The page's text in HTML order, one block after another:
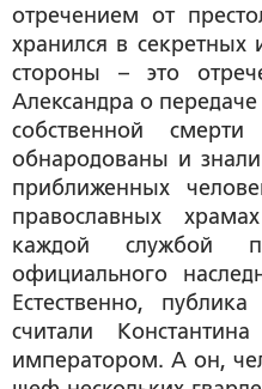
отречением от
хранился в секретных
стороны – это
Александра о
собственной
обнародованы и
приближенных
православных
каждой службой
официального
Естественно,
считали
императором. А он,